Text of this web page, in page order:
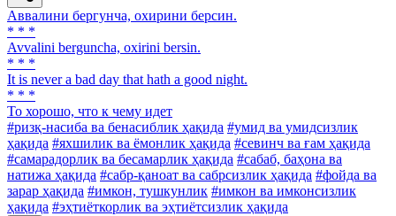
Аввалини бергунча, охирини берсин.
* * *
Avvalini berguncha, oxirini bersin.
* * *
It is never a bad day that hath a good night.
* * *
To хорошо, что к чему идет
#ризқ-насиба ва бенасиблик ҳақида #умид ва умидсизлик
ҳақида #яхшилик ва ёмонлик ҳақида #севинч ва ғам ҳақида
#самарадорлик ва бесамарлик ҳақида #сабаб, баҳона ва
натижа ҳақида #сабр-қаноат ва сабрсизлик ҳақида #фойда ва
зарар ҳақида #имкон, тушкунлик #имкон ва имконсизлик
ҳақида #эҳтиёткорлик ва эҳтиётсизлик ҳақида